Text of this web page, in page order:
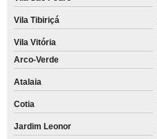
Vila Tibiriçá
Vila Vitória
Arco-Verde
Atalaia
Cotia
Jardim Leonor